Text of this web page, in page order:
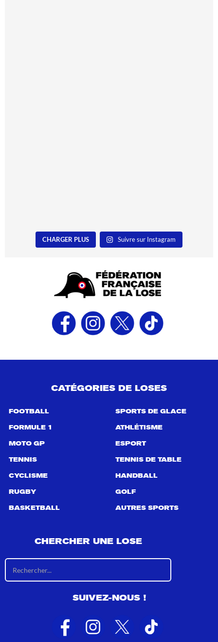
CHARGER PLUS Suivre sur Instagram
CATÉGORIES DE LOSES
FOOTBALL
FORMULE 1
MOTO GP
TENNIS
CYCLISME
RUGBY
BASKETBALL
SPORTS DE GLACE
ATHLÉTISME
ESPORT
TENNIS DE TABLE
HANDBALL
GOLF
AUTRES SPORTS
CHERCHER UNE LOSE
s
l
a
t
s
SUIVEZ-NOUS !